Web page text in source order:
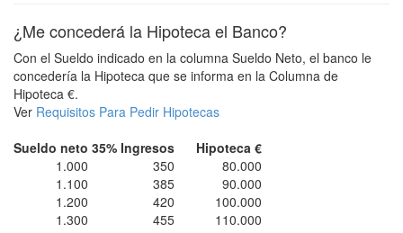
¿Me concederá la Hipoteca el Banco?
Con el Sueldo indicado en la columna Sueldo Neto, el banco le
concedería la Hipoteca que se informa en la Columna de
Hipoteca €.
Ver Requisitos Para Pedir Hipotecas
Sueldo neto 35% Ingresos
Hipoteca €
1.000
350
80.000
1.100
385
90.000
1.200
420
100.000
1.300
455
110.000